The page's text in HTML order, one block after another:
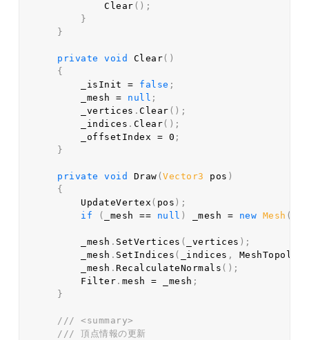
Clear ( ) ;
}
}
private void Clear( )
{
        _isInit
= false ;
        _mesh
= null ;
        _vertices
.Clear ( ) ;
        _indices
. Clear( ) ;
        _offsetIndex
= 0 ;
}
private void Draw (Vector3 pos )
{
UpdateVertex ( pos ) ;
if
( _mesh == null ) _mesh = new Mesh (
        _mesh
. SetVertices ( _vertices ) ;
        _mesh
. SetIndices ( _indices ,
MeshTopology
        _mesh
.RecalculateNormals ( ) ;
        Filter
. mesh = _mesh ;
}
/// <summary>
/// 頂点情報の更新